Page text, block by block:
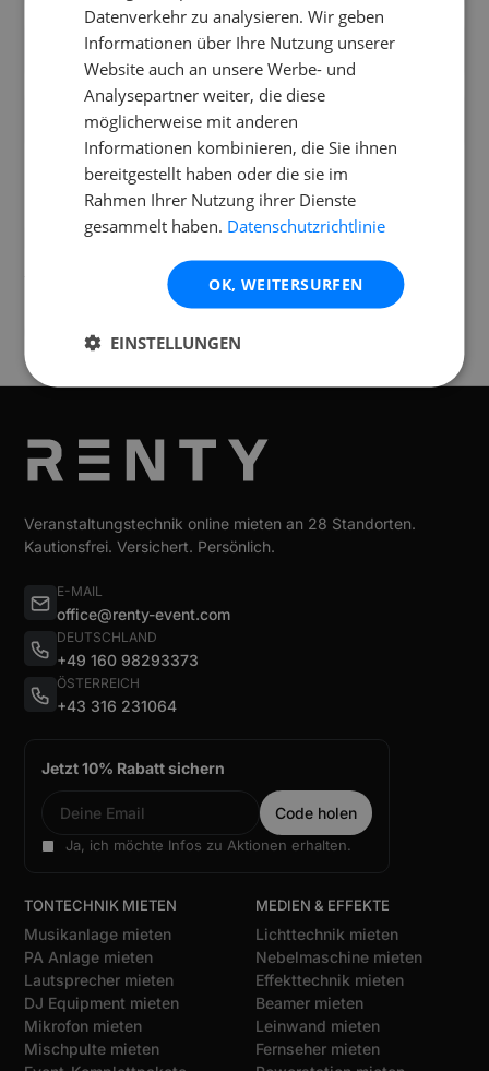
Was ist die Cameo MULTI FX BAR EZ?
Wie lange dauert der Aufbau?
Standorte
Verfügbar an folgendenStandorten
Veranstaltungstechnik online mieten an 28 Standorten.
Kautionsfrei. Versichert. Persönlich.
E-MAIL
office@renty-event.com
DEUTSCHLAND
+49 160 98293373
ÖSTERREICH
+43 316 231064
Jetzt 10% Rabatt sichern
Ja, ich möchte Infos zu Aktionen erhalten.
TONTECHNIK MIETEN
Musikanlage mieten
PA Anlage mieten
Lautsprecher mieten
DJ Equipment mieten
Mikrofon mieten
Mischpulte mieten
MEDIEN & EFFEKTE
Lichttechnik mieten
Nebelmaschine mieten
Effekttechnik mieten
Beamer mieten
Leinwand mieten
Fernseher mieten
Datenverkehr zu analysieren. Wir geben
Informationen über Ihre Nutzung unserer
Website auch an unsere Werbe- und
Analysepartner weiter, die diese
möglicherweise mit anderen
Informationen kombinieren, die Sie ihnen
bereitgestellt haben oder die sie im
Rahmen Ihrer Nutzung ihrer Dienste
gesammelt haben. Datenschutzrichtlinie
OK, WEITERSURFEN
EINSTELLUNGEN